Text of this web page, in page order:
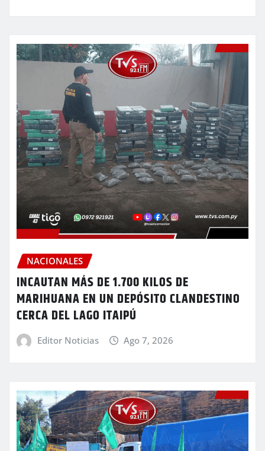
NACIONALES
INCAUTAN MÁS DE 1.700 KILOS DE
MARIHUANA EN UN DEPÓSITO CLANDESTINO
CERCA DEL LAGO ITAIPÚ
Editor Noticias Ago 7, 2026